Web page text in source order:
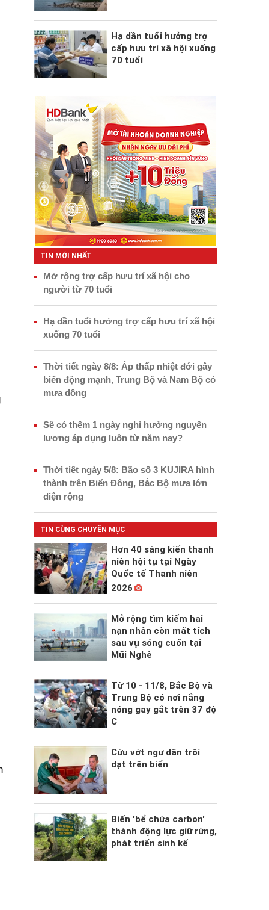
Hạ dần tuổi hưởng trợ
cấp hưu trí xã hội xuống
70 tuổi
TIN MỚI NHẤT
Mở rộng trợ cấp hưu trí xã hội cho
người từ 70 tuổi
Hạ dần tuổi hưởng trợ cấp hưu trí xã hội
xuống 70 tuổi
Thời tiết ngày 8/8: Áp thấp nhiệt đới gây
biển động mạnh, Trung Bộ và Nam Bộ có
mưa dông
Sẽ có thêm 1 ngày nghỉ hưởng nguyên
lương áp dụng luôn từ năm nay?
Thời tiết ngày 5/8: Bão số 3 KUJIRA hình
thành trên Biển Đông, Bắc Bộ mưa lớn
diện rộng
TIN CÙNG CHUYÊN MỤC
Hơn 40 sáng kiến thanh
niên hội tụ tại Ngày
Quốc tế Thanh niên
2026
Mở rộng tìm kiếm hai
nạn nhân còn mất tích
sau vụ sóng cuốn tại
Mũi Nghê
Từ 10 - 11/8, Bắc Bộ và
Trung Bộ có nơi nắng
nóng gay gắt trên 37 độ
C
Cứu vớt ngư dân trôi
dạt trên biển
Biến 'bể chứa carbon'
thành động lực giữ rừng,
phát triển sinh kế